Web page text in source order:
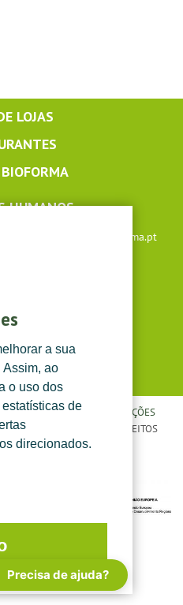
a sua
Assim, ao
o uso dos
de
direcionados.
LOJAS
HUMANOS
lojaonline@bioforma.pt
e das 14h às 17h30)
E CONDIÇÕES
CONDIÇÕES
LDA. 2022.
TODOS OS DIREITOS
Precisa de ajuda?